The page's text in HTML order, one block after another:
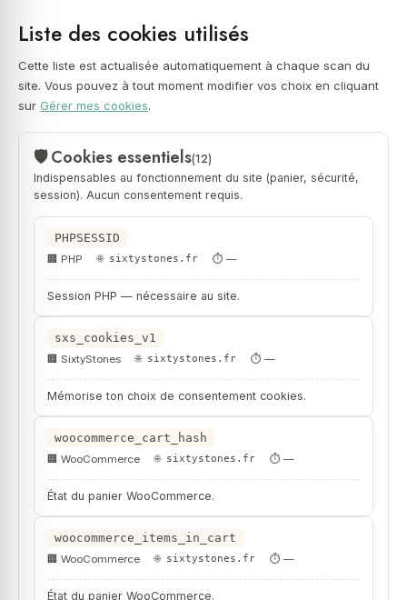
Liste des cookies utilisés
Cette liste est actualisée automatiquement à chaque scan du
site. Vous pouvez à tout moment modifier vos choix en cliquant
sur Gérer mes cookies.
Cookies essentiels(12)
Indispensables au fonctionnement du site (panier, sécurité,
session). Aucun consentement requis.
PHPSESSID
PHP sixtystones.fr —
Session PHP — nécessaire au site.
sxs_cookies_v1
SixtyStones sixtystones.fr —
Mémorise ton choix de consentement cookies.
woocommerce_cart_hash
WooCommerce sixtystones.fr —
État du panier WooCommerce.
woocommerce_items_in_cart
WooCommerce sixtystones.fr —
État du panier WooCommerce.